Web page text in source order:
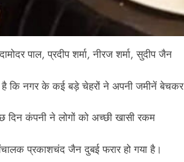
पाल, प्रदीप शर्मा, नीरज शर्मा, सुदीप जैन
है कि नगर के कई बड़े चेहरों ने अपनी जमीनें बेचकर
दिन कंपनी ने लोगों को अच्छी खासी रकम
प्रकाशचंद जैन दुबई फरार हो गया है।